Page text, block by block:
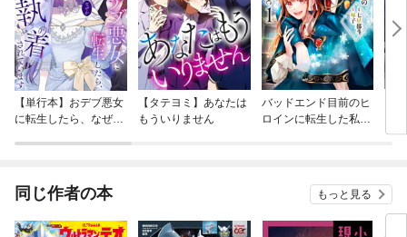
【単行本】おデブ悪女
に転生したら、なぜか
【タテヨミ】あなたは
もういりません
バッドエンド目前のヒ
ロインに転生した私、
同じ作者の本 もっと見る